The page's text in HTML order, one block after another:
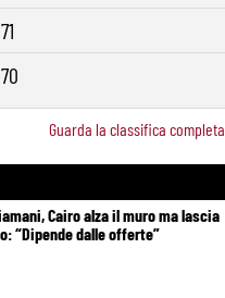
71
70
Guarda la classifica completa
Cairo alza il muro ma lascia
“Dipende dalle offerte”